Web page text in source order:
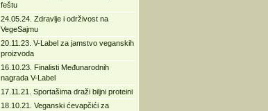
feštu
24.05.24. Zdravlje i održivost na
VegeSajmu
20.11.23. V-Label za jamstvo veganskih
proizvoda
16.10.23. Finalisti Međunarodnih
nagrada V-Label
17.11.21. Sportašima draži biljni proteini
18.10.21. Veganski ćevapčići za